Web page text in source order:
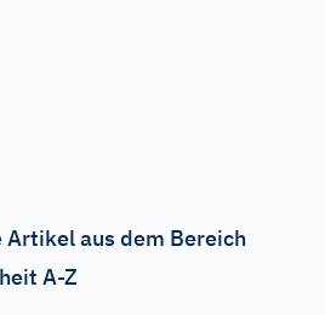
Artikel aus dem Bereich
A-Z